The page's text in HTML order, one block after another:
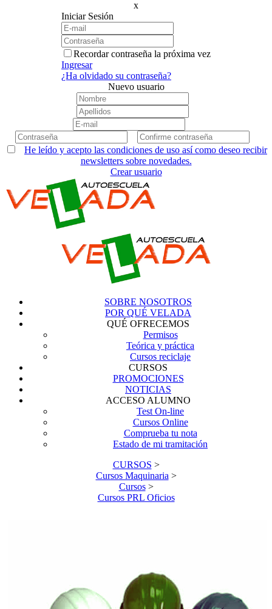
x
Iniciar Sesión
Recordar contraseña la próxima vez
Ingresar
¿Ha olvidado su contraseña?
Nuevo usuario
He leído y acepto las condiciones de uso así como deseo recibir
newsletters sobre novedades.
Crear usuario
SOBRE NOSOTROS
POR QUÉ VELADA
QUÉ OFRECEMOS
Permisos
Teórica y práctica
Cursos reciclaje
CURSOS
PROMOCIONES
NOTICIAS
ACCESO ALUMNO
Test On-line
Cursos Online
Comprueba tu nota
Estado de mi tramitación
CURSOS >
Cursos Maquinaria >
Cursos>
Cursos PRL Oficios